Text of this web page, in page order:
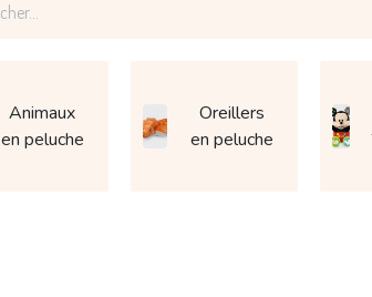
Animaux
en peluche
Oreillers
en peluche